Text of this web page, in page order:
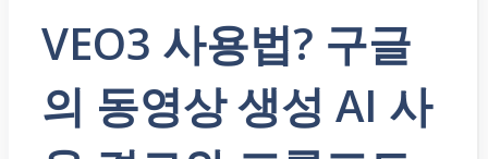
VEO3 사용법? 구글
의 동영상 생성 AI 사